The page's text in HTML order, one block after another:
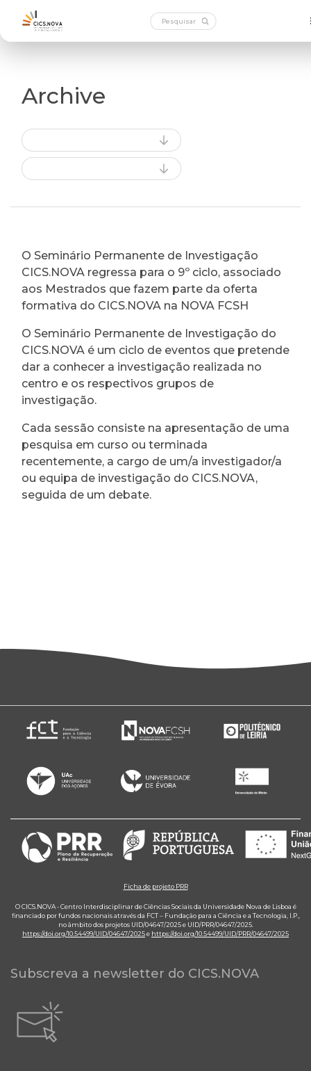
Archive
O Seminário Permanente de Investigação
CICS.NOVA regressa para o 9º ciclo, associado
aos Mestrados que fazem parte da oferta
formativa do CICS.NOVA na NOVA FCSH
O Seminário Permanente de Investigação do
CICS.NOVA é um ciclo de eventos que pretende
dar a conhecer a investigação realizada no
centro e os respectivos grupos de
investigação.
Cada sessão consiste na apresentação de uma
pesquisa em curso ou terminada
recentemente, a cargo de um/a investigador/a
ou equipa de investigação do CICS.NOVA,
seguida de um debate.
Ficha de projeto PRR
O CICS.NOVA - Centro Interdisciplinar de Ciências Sociais da Universidade Nova de Lisboa é
financiado por fundos nacionais através da FCT – Fundação para a Ciência e a Tecnologia, I.P.,
no âmbito dos projetos UID/04647/2025 e UID/PRR/04647/2025.
https://doi.org/10.54499/UID/04647/2025e https://doi.org/10.54499/UID/PRR/04647/2025
Subscreva a newsletter do CICS.NOVA